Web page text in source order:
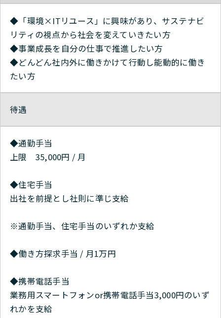
◆「環境×ITリユース」に興味があり、サステナビ
リティの視点から社会を変えていきたい方
◆事業成長を自分の仕事で推進したい方
◆どんどん社内外に働きかけて行動し能動的に働き
たい方
待遇
◆通勤手当
上限 35,000円 / 月
◆住宅手当
出社を前提とし社則に準じ支給
※通勤手当、住宅手当のいずれか支給
◆働き方探求手当 / 月1万円
◆携帯電話手当
業務用スマートフォンor携帯電話手当3,000円のいず
れかを支給